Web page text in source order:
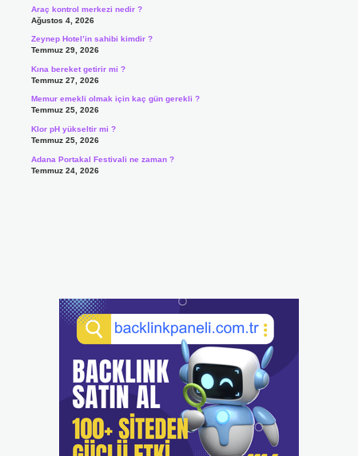
Araç kontrol merkezi nedir ?
Ağustos 4, 2026
Zeynep Hotel’in sahibi kimdir ?
Temmuz 29, 2026
Kına bereket getirir mi ?
Temmuz 27, 2026
Memur emekli olmak için kaç gün gerekli ?
Temmuz 25, 2026
Klor pH yükseltir mi ?
Temmuz 25, 2026
Adana Portakal Festivali ne zaman ?
Temmuz 24, 2026